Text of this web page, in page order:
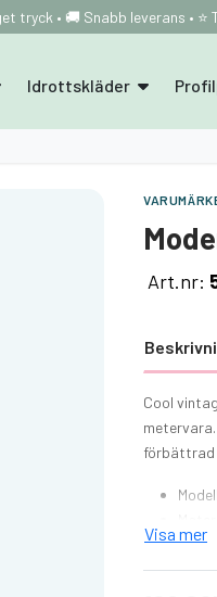
tryck • 🚚 Snabb leverans •
Idrottskläder
Art.nr:
Cool
Vikt:
Visa mer